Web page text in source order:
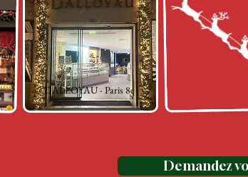
Demandez
DALLOYAU - Paris 8e